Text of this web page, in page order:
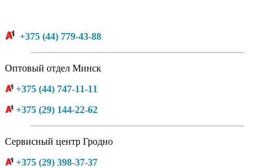
+375 (44) 779-43-88
Оптовый отдел Минск
+375 (44) 747-11-11
+375 (29) 144-22-62
Сервисный центр Гродно
+375 (29) 398-37-37